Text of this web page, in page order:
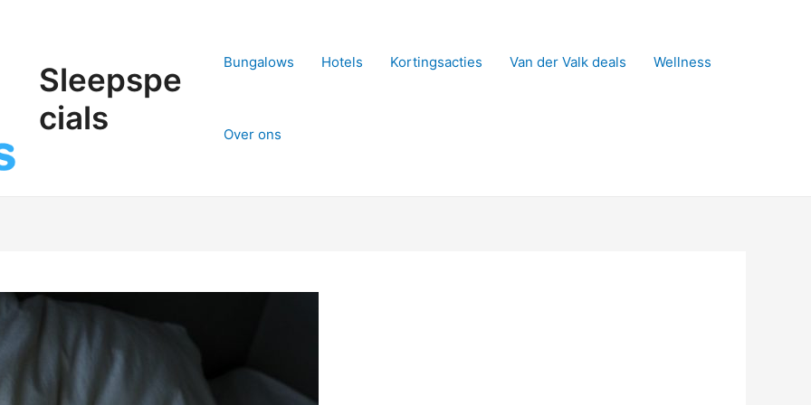
Sleepspe
cials
Bungalows Hotels Kortingsacties Van der Valk deals Wellness
Over ons